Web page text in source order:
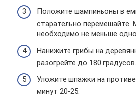
Положите шампиньоны в
старательно перемешайте.
необходимо не меньше
Нанижите грибы на
разогрейте до 180 градусов.
Уложите шпажки на
минут 20-25.